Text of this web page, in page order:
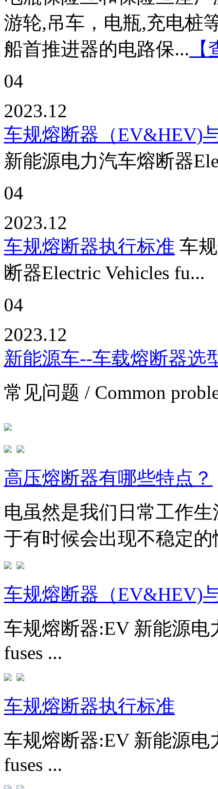
游轮,吊车，电瓶,充电桩
船首推进器的电路保...
04
2023.12
车规熔断器（EV&HEV)
新能源电力汽车熔断器
04
2023.12
车规熔断器执行标准 车
断器Electric Vehicles fu...
04
2023.12
新能源车--车载熔断器选
常见问题 / Common
高压熔断器有哪些特点？
电虽然是我们日常工作
于有时候会出现不稳定的
车规熔断器（EV&HEV)
车规熔断器:EV 新能源电
fuses ...
车规熔断器执行标准
车规熔断器:EV 新能源电
fuses ...